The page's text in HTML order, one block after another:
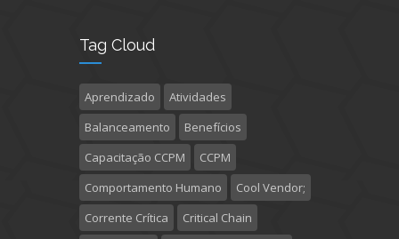
Tag Cloud
Aprendizado
Atividades
Balanceamento
Benefícios
Capacitação CCPM
CCPM
Comportamento Humano
Cool Vendor;
Corrente Crítica
Critical Chain